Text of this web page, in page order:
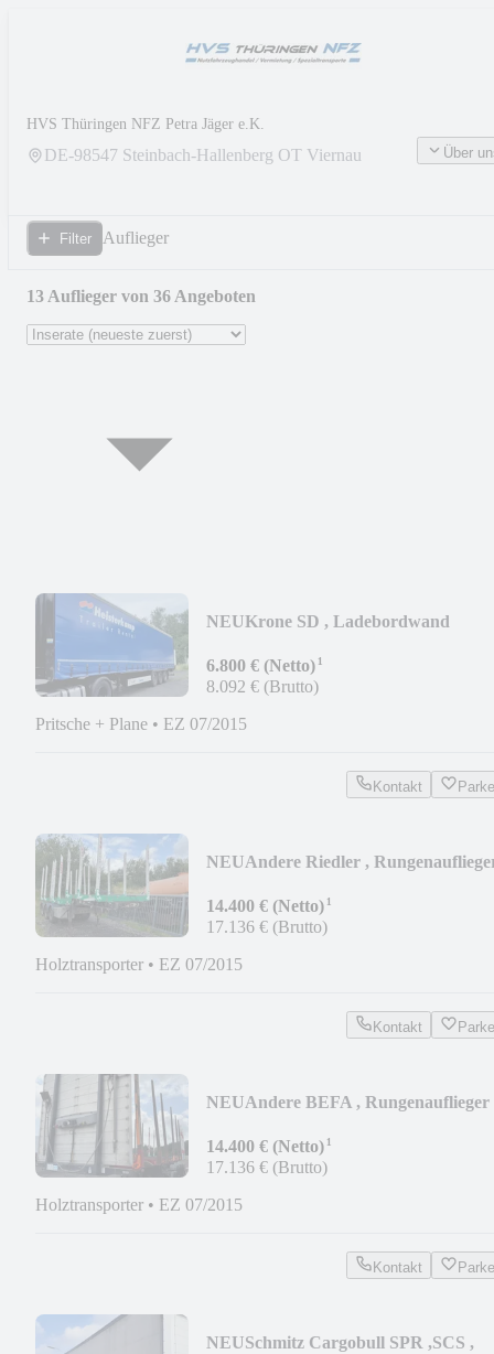
HVS Thüringen NFZ Petra Jäger e.K.
DE-98547 Steinbach-Hallenberg OT Viernau Über
Filter Auflieger
13 Auflieger von 36 Angeboten
NEUKrone SD , Ladebordwand
6.800 € (Netto)¹
8.092 € (Brutto)
Pritsche + Plane • EZ 07/2015
Kontakt
NEUAndere Riedler ,
14.400 € (Netto)¹
17.136 € (Brutto)
Holztransporter • EZ 07/2015
Kontakt
NEUAndere BEFA , Rungenauflieger
14.400 € (Netto)¹
17.136 € (Brutto)
Holztransporter • EZ 07/2015
Kontakt
NEUSchmitz Cargobull SPR ,SCS ,